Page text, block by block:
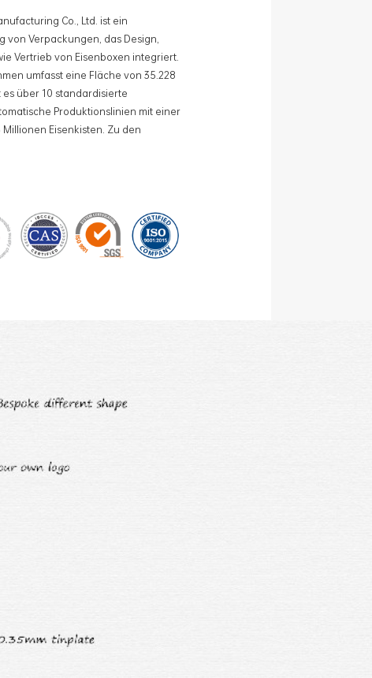
Co., Ltd. ist ein
von Verpackungen, das Design,
Vertrieb von Eisenboxen integriert.
umfasst eine Fläche von 35.228
über 10 standardisierte
Produktionslinien mit einer
Eisenkisten. Zu den
und
Produktionslinien und 15